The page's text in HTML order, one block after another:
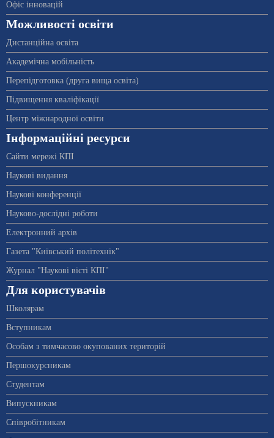
Офіс інновацій
Можливості освіти
Дистанційна освіта
Академічна мобільність
Перепідготовка (друга вища освіта)
Підвищення кваліфікації
Центр міжнародної освіти
Інформаційні ресурси
Сайти мережі КПІ
Наукові видання
Наукові конференції
Науково-дослідні роботи
Електронний архів
Газета "Київський політехнік"
Журнал "Наукові вісті КПІ"
Для користувачів
Школярам
Вступникам
Особам з тимчасово окупованих територій
Першокурсникам
Студентам
Випускникам
Співробітникам